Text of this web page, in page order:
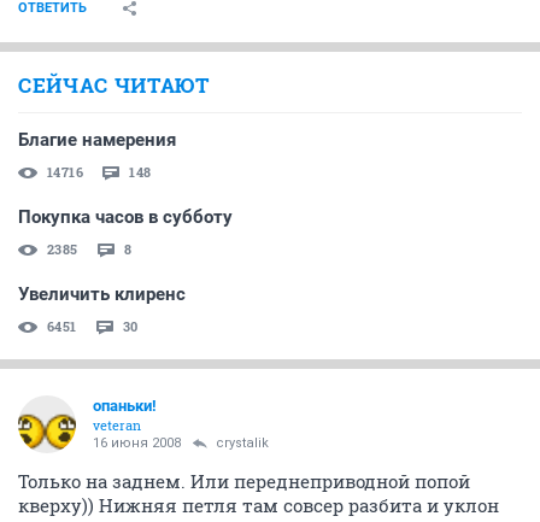
ОТВЕТИТЬ
СЕЙЧАС ЧИТАЮТ
Благие намерения
14716 148
Покупка часов в субботу
2385 8
Увеличить клиренс
6451 30
опаньки!
veteran
16 июня 2008 crystalik
Только на заднем. Или переднеприводной попой
кверху)) Нижняя петля там совсер разбита и уклон